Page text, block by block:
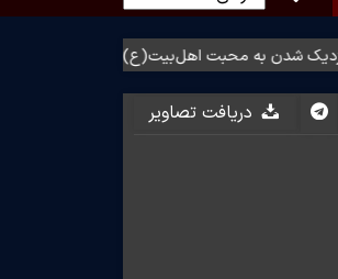
به محبت اهل‌بیت(ع) حدیث روز | بهترین
دریافت تصاویر